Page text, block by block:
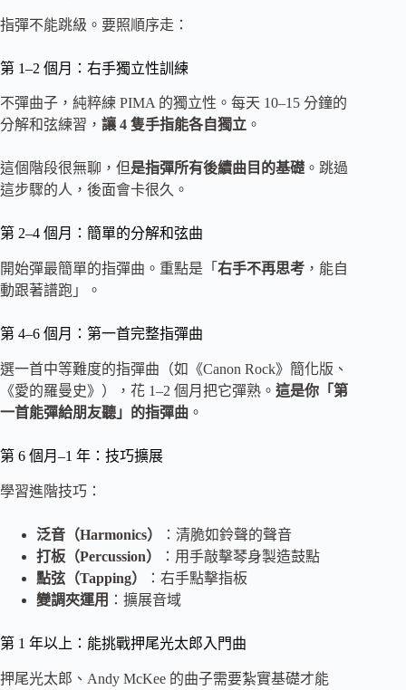
指彈不能跳級。要照順序走：
第 1–2 個月：右手獨立性訓練
不彈曲子，純粹練 PIMA 的獨立性。每天 10–15 分鐘的
分解和弦練習， 讓 4 隻手指能各自獨立 。
這個階段很無聊，但是指彈所有後續曲目的基礎。跳過
這步驟的人，後面會卡很久。
第 2–4 個月：簡單的分解和弦曲
開始彈最簡單的指彈曲。重點是「 右手不再思考 ，能自
動跟著譜跑」。
第 4–6 個月：第一首完整指彈曲
選一首中等難度的指彈曲（如《Canon Rock》簡化版、
《愛的羅曼史》），花 1–2 個月把它彈熟。 這是你「第
一首能彈給朋友聽」的指彈曲 。
第 6 個月–1 年：技巧擴展
學習進階技巧：
泛音（Harmonics）
：清脆如鈴聲的聲音
打板（Percussion）
：用手敲擊琴身製造鼓點
點弦（Tapping）
：右手點擊指板
變調夾運用 ：擴展音域
第 1 年以上：能挑戰押尾光太郎入門曲
押尾光太郎、Andy McKee 的曲子需要紮實基礎才能